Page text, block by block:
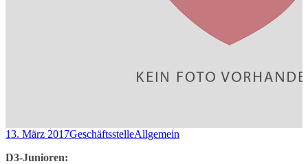
13. März 2017GeschäftsstelleAllgemein
D3-Junioren: